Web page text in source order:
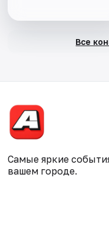
Все
Самые яркие
вашем городе.